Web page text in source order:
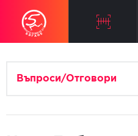
Въпроси/Отговори